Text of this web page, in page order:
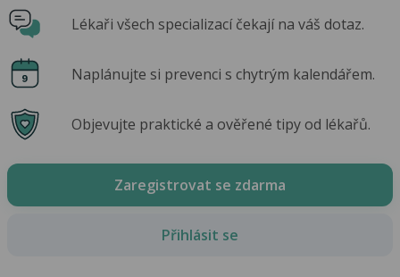
Lékaři všech specializací čekají na váš dotaz.
Naplánujte si prevenci s chytrým kalendářem.
Objevujte praktické a ověřené tipy od lékařů.
Zaregistrovat se zdarma
Přihlásit se